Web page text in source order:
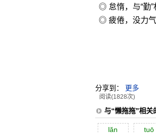
◎ 怠惰，与“勤”
◎ 疲倦，没力气
分享到： 更多
阅读(1828次)
与“懒拖拖”相关
lăn tuō